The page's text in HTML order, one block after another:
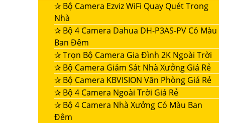
✰ Bộ Camera Ezviz WiFi Quay Quét Trong
Nhà
✰ Bộ 4 Camera Dahua DH-P3AS-PV Có Màu
Ban Đêm
✰Trọn Bộ Camera Gia Đình 2K Ngoài Trời
✰ Bộ Camera Giám Sát Nhà Xưởng Giá Rẻ
✰ Bộ Camera KBVISION Văn Phòng Giá Rẻ
✰ Bộ 4 Camera Ngoài Trời Giá Rẻ
✰ Bộ 4 Camera Nhà Xưởng Có Màu Ban
Đêm